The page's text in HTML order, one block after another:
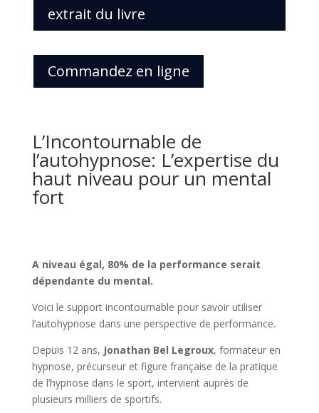
extrait du livre
Commandez en ligne
L’Incontournable de
l’autohypnose: L’expertise du
haut niveau pour un mental
fort
A niveau égal, 80% de la performance serait
dépendante du mental.
Voici le support incontournable pour savoir utiliser
l’autohypnose dans une perspective de performance.
Depuis 12 ans, Jonathan Bel Legroux, formateur en
hypnose, précurseur et figure française de la pratique
de l’hypnose dans le sport, intervient auprès de
plusieurs milliers de sportifs.